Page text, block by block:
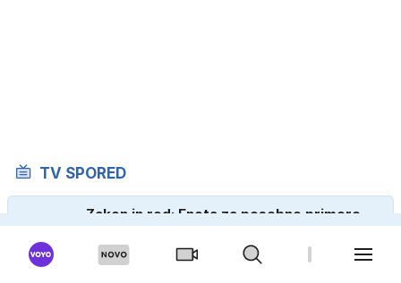
TV SPORED
Zakon in red: Enota za posebne primere